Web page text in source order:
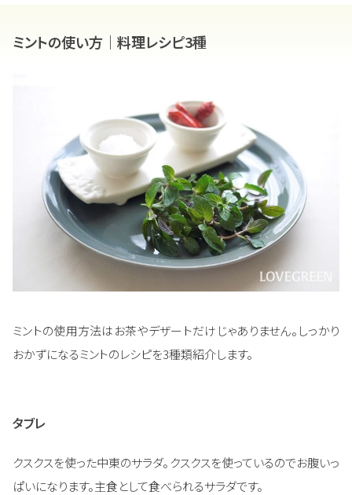
ミントの使い方｜料理レシピ3種
ミントの使用方法はお茶やデザートだけじゃありません。しっかり
おかずになるミントのレシピを3種類紹介します。
タブレ
クスクスを使った中東のサラダ。クスクスを使っているのでお腹いっ
ぱいになります。主食として食べられるサラダです。